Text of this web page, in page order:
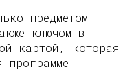
предметом
ключом в
картой, которая
программе